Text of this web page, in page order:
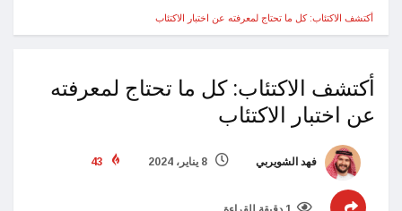
أكتشف الاكتئاب: كل ما تحتاج لمعرفته عن اختبار الاكتئاب
أكتشف الاكتئاب: كل ما تحتاج لمعرفته
عن اختبار الاكتئاب
فهد الشويربي